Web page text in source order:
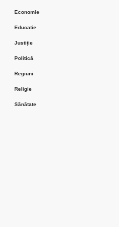
Economie
Educatie
Justiție
Politică
Regiuni
Religie
Sănătate